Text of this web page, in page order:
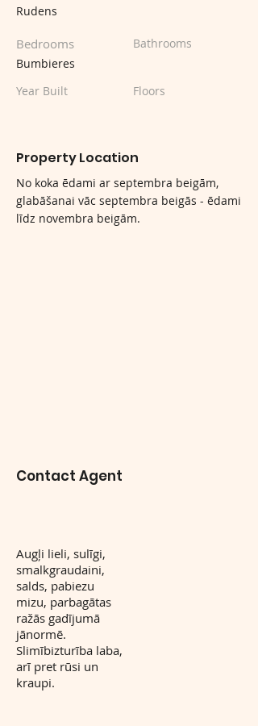
Rudens
Bedrooms
Bumbieres
Year Built
Bathrooms
Floors
Property Location
No koka ēdami ar septembra beigām,
glabāšanai vāc septembra beigās - ēdami
līdz novembra beigām.
Contact Agent
Augļi lieli, sulīgi,
smalkgraudaini,
salds, pabiezu
mizu, parbagātas
ražās gadījumā
jānormē.
Slimībizturība laba,
arī pret rūsi un
kraupi.